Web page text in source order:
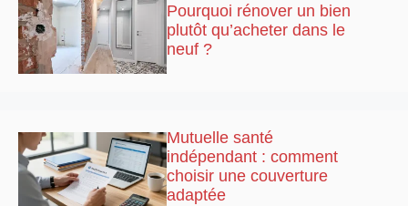
Pourquoi rénover un bien
plutôt qu’acheter dans le
neuf ?
Mutuelle santé
indépendant : comment
choisir une couverture
adaptée